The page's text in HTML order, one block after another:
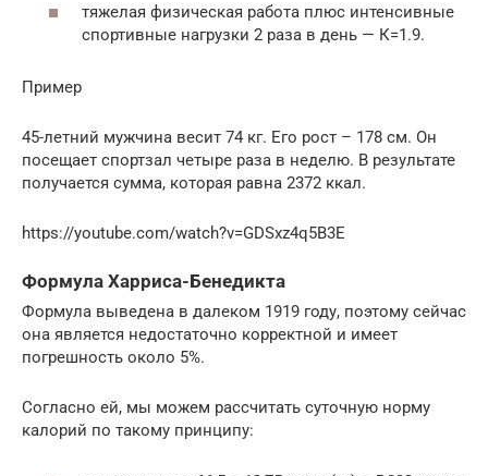
тяжелая физическая работа плюс интенсивные
спортивные нагрузки 2 раза в день — К=1.9.
Пример
45-летний мужчина весит 74 кг. Его рост – 178 см. Он
посещает спортзал четыре раза в неделю. В результате
получается сумма, которая равна 2372 ккал.
https://youtube.com/watch?v=GDSxz4q5B3E
Формула Харриса-Бенедикта
Формула выведена в далеком 1919 году, поэтому сейчас
она является недостаточно корректной и имеет
погрешность около 5%.
Согласно ей, мы можем рассчитать суточную норму
калорий по такому принципу: